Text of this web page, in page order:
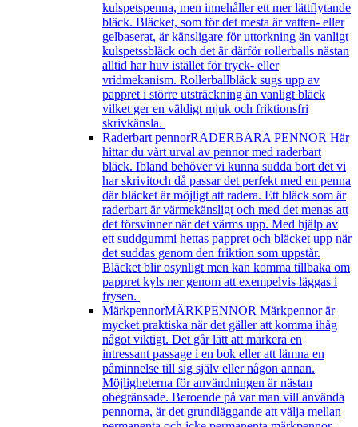
kulspetspenna, men innehåller ett mer lättflytande
bläck. Bläcket, som för det mesta är vatten- eller
gelbaserat, är känsligare för uttorkning än vanligt
kulspetssbläck och det är därför rollerballs nästan
alltid har huv istället för tryck- eller
vridmekanism. Rollerballbläck sugs upp av
pappret i större utsträckning än vanligt bläck
vilket ger en väldigt mjuk och friktionsfri
skrivkänsla.
Raderbart pennorRADERBARA PENNOR Här
hittar du vårt urval av pennor med raderbart
bläck. Ibland behöver vi kunna sudda bort det vi
har skrivitoch då passar det perfekt med en penna
där bläcket är möjligt att radera. Ett bläck som är
raderbart är värmekänsligt och med det menas att
det försvinner när det värms upp. Med hjälp av
ett suddgummi hettas pappret och bläcket upp när
det suddas genom den friktion som uppstår.
Bläcket blir osynligt men kan komma tillbaka om
pappret kyls ner genom att exempelvis läggas i
frysen.
MärkpennorMÄRKPENNOR Märkpennor är
mycket praktiska när det gäller att komma ihåg
något viktigt. Det går lätt att markera en
intressant passage i en bok eller att lämna en
påminnelse till sig själv eller någon annan.
Möjligheterna för användningen är nästan
obegränsade. Beroende på var man vill använda
pennorna, är det grundläggande att välja mellan